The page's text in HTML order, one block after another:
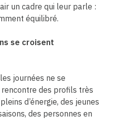
un cadre qui leur parle :
équilibré.
se croisent
journées ne se
des profils très
d’énergie, des jeunes
des personnes en